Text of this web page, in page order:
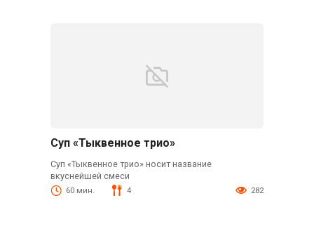
Суп «Тыквенное трио»
Суп «Тыквенное трио» носит название
вкуснейшей смеси
60 мин. 4 282